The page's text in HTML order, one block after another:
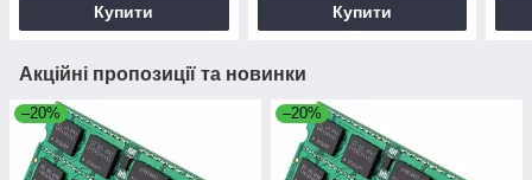
Купити Купити
Акційні пропозиції та новинки
–20% –20%